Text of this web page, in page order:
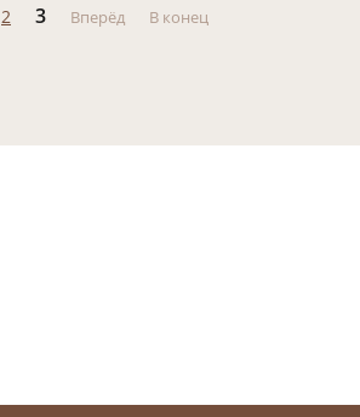
2 3 Вперёд В конец